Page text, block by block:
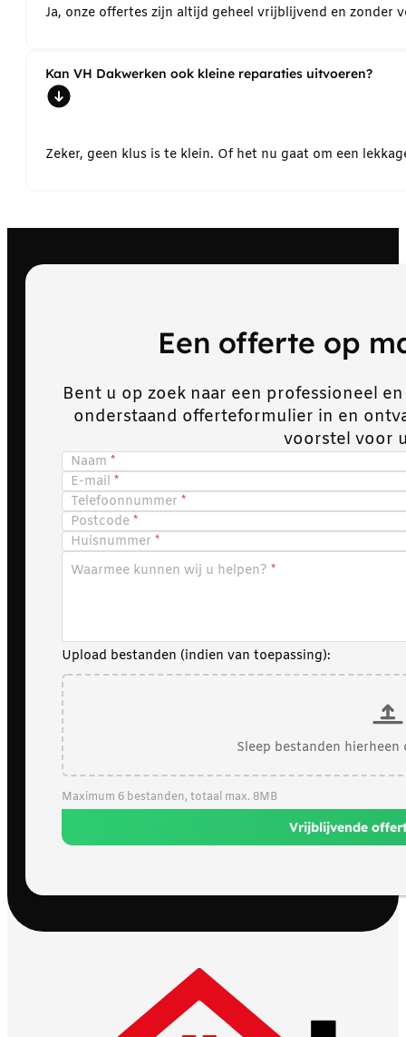
Ja, onze offertes zijn altijd geheel vrijblijvend en
Kan VH Dakwerken ook kleine reparaties uitvoeren?
Zeker, geen klus is te klein. Of het nu gaat om een
Een offerte op
Bent u op zoek naar een professioneel
onderstaand offerteformulier in en
voorstel voor
Naam
E-mail
Telefoonnummer
Postcode
Huisnummer
Waarmee kunnen wij u helpen?
Upload bestanden (indien van toepassing):
Sleep bestanden
Maximum 6 bestanden, totaal max. 8MB
Vrijblijvende